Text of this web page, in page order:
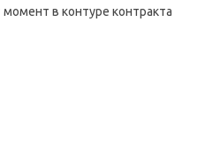
в контуре контракта